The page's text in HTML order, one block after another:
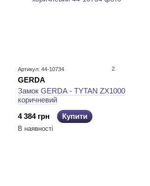
Артикул: 44-10734 2
GERDA
Замок GERDA - TYTAN ZX1000
коричневий
4 384 грн
Купити
В наявності